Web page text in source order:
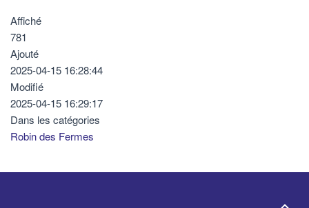
Affiché
781
Ajouté
2025-04-15 16:28:44
Modifié
2025-04-15 16:29:17
Dans les catégories
Robin des Fermes